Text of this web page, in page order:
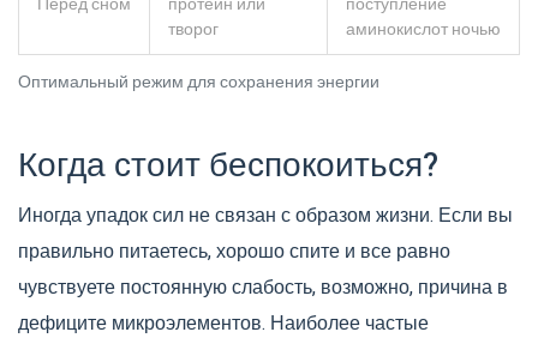
Оптимальный режим для сохранения энергии
творог
аминокислот ночью
Когда стоит беспокоиться?
Иногда упадок сил не связан с образом жизни. Если вы
правильно питаетесь, хорошо спите и все равно
чувствуете постоянную слабость, возможно, причина в
дефиците микроэлементов. Наиболее частые